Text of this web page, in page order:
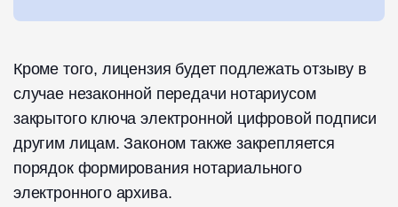
Кроме того, лицензия будет подлежать отзыву в
случае незаконной передачи нотариусом
закрытого ключа электронной цифровой подписи
другим лицам. Законом также закрепляется
порядок формирования нотариального
электронного архива.